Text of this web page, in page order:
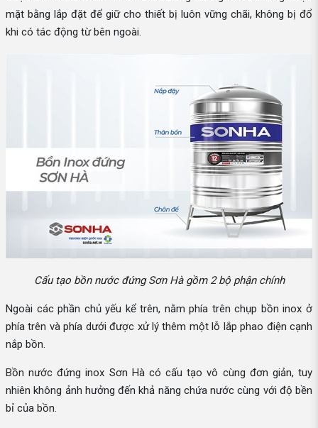
mặt bằng lắp đặt để giữ cho thiết bị luôn vững chãi, không bị đổ
khi có tác động từ bên ngoài.
Cấu tạo bồn nước đứng Sơn Hà gồm 2 bộ phận chính
Ngoài các phần chủ yếu kể trên, nằm phía trên chụp bồn inox ở
phía trên và phía dưới được xử lý thêm một lỗ lắp phao điện cạnh
nắp bồn.
Bồn nước đứng inox Sơn Hà có cấu tạo vô cùng đơn giản, tuy
nhiên không ảnh hưởng đến khả năng chứa nước cùng với độ bền
bỉ của bồn.